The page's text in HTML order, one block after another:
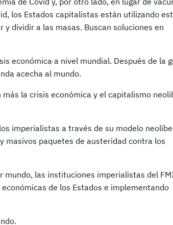
los Estados capitalistas están utilizando
dividir a las masas. Buscan soluciones en
económica a nivel mundial. Después de la
acecha al mundo.
más la crisis económica y el capitalismo
imperialistas a través de su modelo
masivos paquetes de austeridad contra los
mundo, las instituciones imperialistas del
de los Estados e implementando